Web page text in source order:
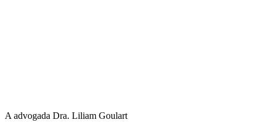
A advogada Dra. Liliam Goulart